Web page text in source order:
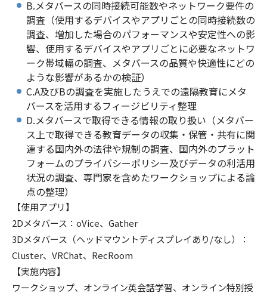
B.メタバースの同時接続可能数やネットワーク要件の
調査（使用するデバイスやアプリごとの同時接続数の
調査、増加した場合のパフォーマンスや安定性への影
響、使用するデバイスやアプリごとに必要なネットワ
ーク帯域幅の調査、メタバースの品質や快適性にどの
ような影響があるかの検証）
C.A及びBの調査を実施したうえでの遠隔教育にメタ
バースを活用するフィージビリティ整理
D.メタバースで取得できる情報の取り扱い（メタバー
ス上で取得できる教育データの収集・保管・共有に関
連する国内外の法律や規制の調査、国内外のプラット
フォームのプライバシーポリシー及びデータの利活用
状況の調査、専門家を含めたワークショップによる論
点の整理）
【使用アプリ】
2Dメタバース：oVice、Gather
3Dメタバース（ヘッドマウントディスプレイあり/なし）：
Cluster、VRChat、RecRoom
【実施内容】
ワークショップ、オンライン英会話学習、オンライン特別授